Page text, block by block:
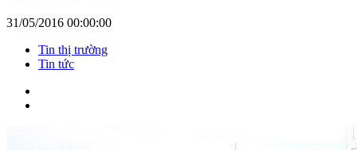
31/05/2016 00:00:00
Tin thị trường
Tin tức